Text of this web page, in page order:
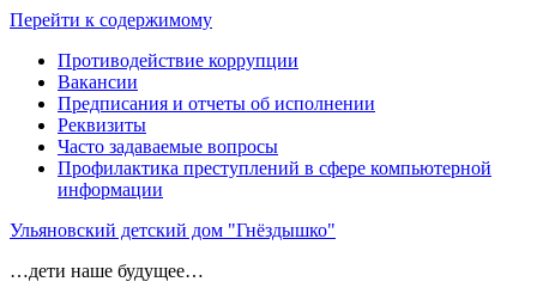
Перейти к содержимому
Противодействие коррупции
Вакансии
Предписания и отчеты об исполнении
Реквизиты
Часто задаваемые вопросы
Профилактика преступлений в сфере компьютерной
информации
Ульяновский детский дом "Гнёздышко"
…дети наше будущее…